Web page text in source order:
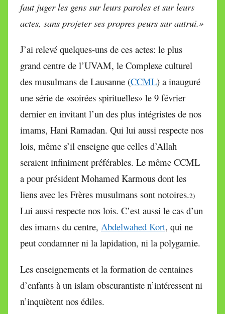
faut juger les gens sur leurs paroles et sur leurs
actes, sans projeter ses propres peurs sur autrui.»
J’ai relevé quelques-uns de ces actes: le plus
grand centre de l’UVAM, le Complexe culturel
des musulmans de Lausanne (CCML) a inauguré
une série de «soirées spirituelles» le 9 février
dernier en invitant l’un des plus intégristes de nos
imams, Hani Ramadan. Qui lui aussi respecte nos
lois, même s’il enseigne que celles d’Allah
seraient infiniment préférables. Le même CCML
a pour président Mohamed Karmous dont les
liens avec les Frères musulmans sont notoires.2)
Lui aussi respecte nos lois. C’est aussi le cas d’un
des imams du centre, Abdelwahed Kort, qui ne
peut condamner ni la lapidation, ni la polygamie.
Les enseignements et la formation de centaines
d’enfants à un islam obscurantiste n’intéressent ni
n’inquiètent nos édiles.